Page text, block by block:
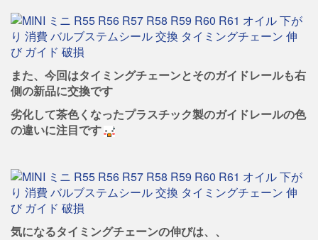
また、今回はタイミングチェーンとそのガイドレールも右
側の新品に交換です
劣化して茶色くなったプラスチック製のガイドレールの色
の違いに注目です
気になるタイミングチェーンの伸びは、、